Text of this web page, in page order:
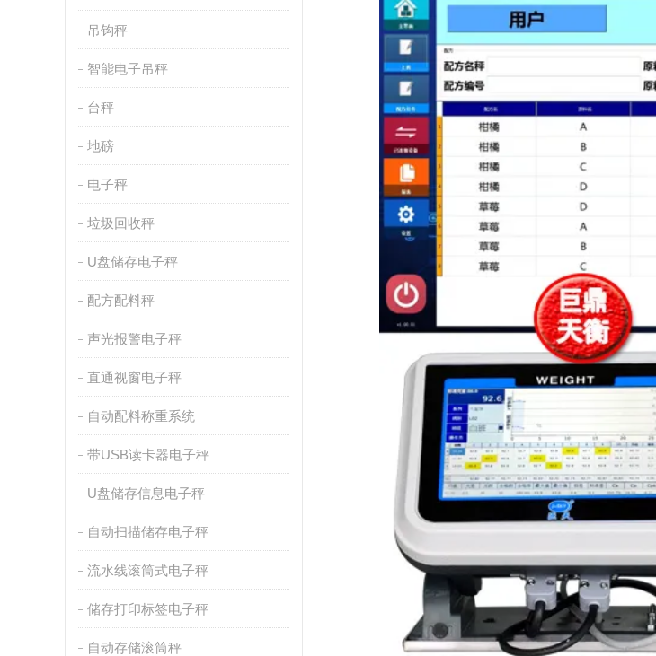
吊钩秤
智能电子吊秤
台秤
地磅
电子秤
垃圾回收秤
U盘储存电子秤
配方配料秤
声光报警电子秤
直通视窗电子秤
自动配料称重系统
带USB读卡器电子秤
U盘储存信息电子秤
自动扫描储存电子秤
流水线滚筒式电子秤
储存打印标签电子秤
自动存储滚筒秤